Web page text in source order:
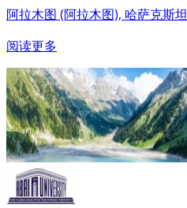
阿拉木图 (阿拉木图), 哈萨克斯坦
阅读更多